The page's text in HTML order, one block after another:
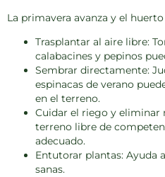
La primavera avanza y el
Trasplantar al aire libre:
calabacines y pepinos
Sembrar directamente:
espinacas de verano
en el terreno.
Cuidar el riego y eliminar
terreno libre de
adecuado.
Entutorar plantas: Ayuda
sanas.